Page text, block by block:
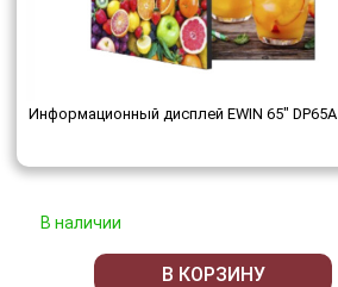
Информационный дисплей EWIN 65" DP65A
В наличии
В КОРЗИНУ